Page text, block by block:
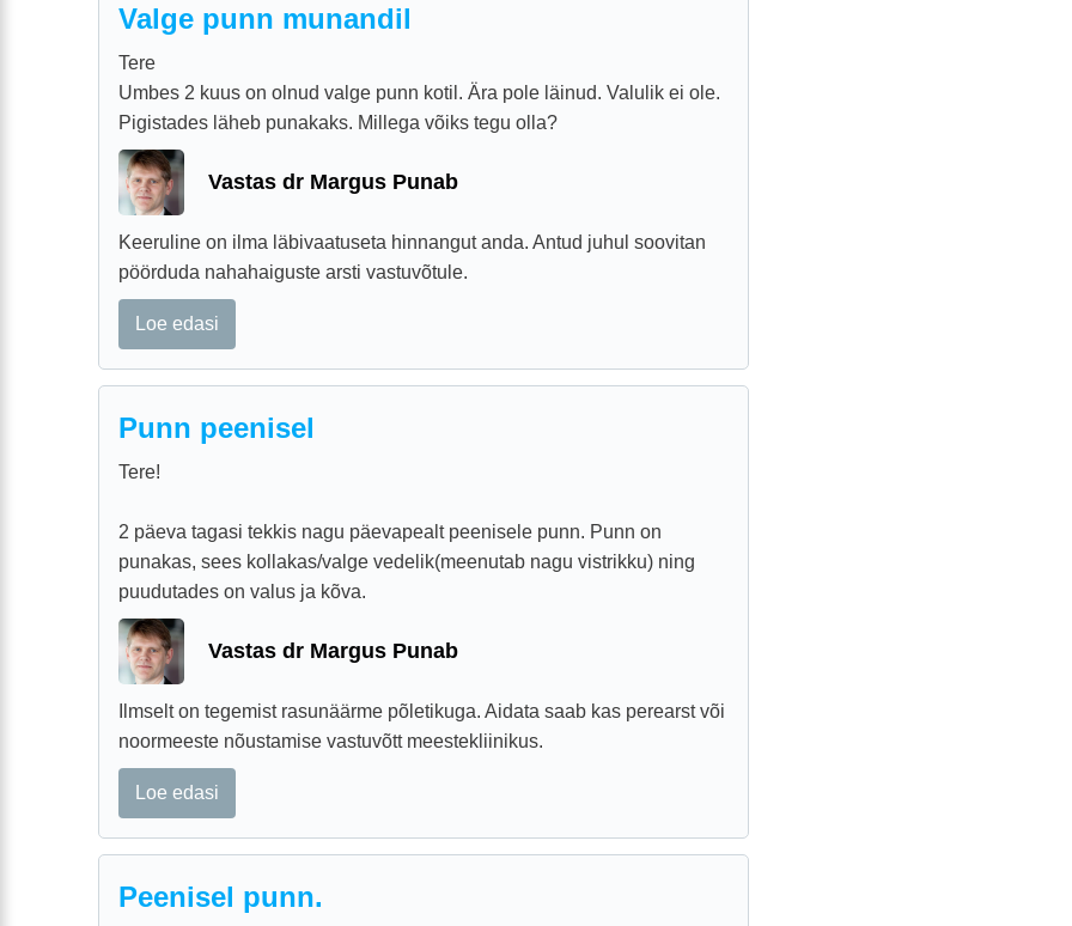
Valge punn munandil
Tere
Umbes 2 kuus on olnud valge punn kotil. Ära pole läinud. Valulik ei ole.
Pigistades läheb punakaks. Millega võiks tegu olla?
Vastas dr Margus Punab
Keeruline on ilma läbivaatuseta hinnangut anda. Antud juhul soovitan
pöörduda nahahaiguste arsti vastuvõtule.
Loe edasi
Punn peenisel
Tere!
2 päeva tagasi tekkis nagu päevapealt peenisele punn. Punn on
punakas, sees kollakas/valge vedelik(meenutab nagu vistrikku) ning
puudutades on valus ja kõva.
Vastas dr Margus Punab
Ilmselt on tegemist rasunäärme põletikuga. Aidata saab kas perearst või
noormeeste nõustamise vastuvõtt meestekliinikus.
Loe edasi
Peenisel punn.